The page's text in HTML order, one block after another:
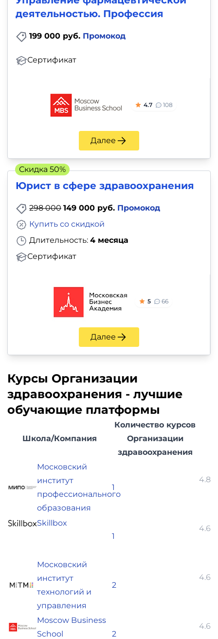
деятельностью. Профессия
199 000 руб. Промокод
Сертификат
4.7 108
Далее
Юрист в сфере здравоохранения
298 000 149 000 руб. Промокод
Длительность: 4 месяца
Сертификат
Купить со скидкой
5 66
Далее
Скидка 50%
Курсы Организации
здравоохранения - лучшие
обучающие платформы
Школа/Компания
Количество курсов
Организации
здравоохранения
Московский
институт
профессионального
образования
1
4.86
Skillbox
1
4.61
Московский
институт
технологий и
управления
2
4.67
Moscow Business
School
2
4.69